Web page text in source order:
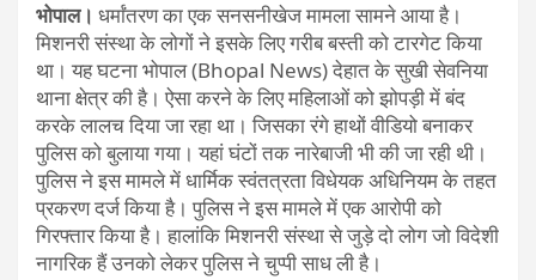
भोपाल। धर्मांतरण का एक सनसनीखेज मामला सामने आया है।
मिशनरी संस्था के लोगों ने इसके लिए गरीब बस्ती को टारगेट किया
था। यह घटना भोपाल (Bhopal News) देहात के सुखी सेवनिया
थाना क्षेत्र की है। ऐसा करने के लिए महिलाओं को झोपड़ी में बंद
करके लालच दिया जा रहा था। जिसका रंगे हाथों वीडियो बनाकर
पुलिस को बुलाया गया। यहां घंटों तक नारेबाजी भी की जा रही थी।
पुलिस ने इस मामले में धार्मिक स्वंतत्रता विधेयक अधिनियम के तहत
प्रकरण दर्ज किया है। पुलिस ने इस मामले में एक आरोपी को
गिरफ्तार किया है। हालांकि मिशनरी संस्था से जुड़े दो लोग जो विदेशी
नागरिक हैं उनको लेकर पुलिस ने चुप्पी साध ली है।